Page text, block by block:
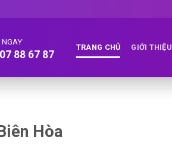
NGAY
88 67 87
TRANG CHỦ GIỚI THIỆU
Hòa